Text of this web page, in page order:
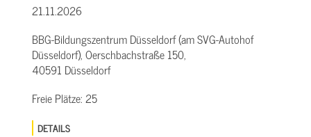
21.11.2026
BBG-Bildungszentrum Düsseldorf (am SVG-Autohof
Düsseldorf), Oerschbachstraße 150,
40591 Düsseldorf
Freie Plätze:25
DETAILS